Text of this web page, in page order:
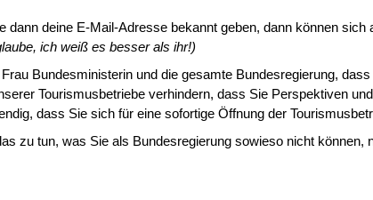
deine E-Mail-Adresse bekannt geben, dann können
ich weiß es besser als ihr!)
Bundesministerin und die gesamte Bundesregierung,
Tourismusbetriebe verhindern, dass Sie Perspektiven
dass Sie sich für eine sofortige Öffnung der
zu tun, was Sie als Bundesregierung sowieso nicht können,